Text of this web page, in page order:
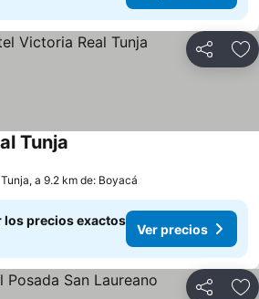
Compartir
Tunja
Tunja, a 9.2 km de: Boyacá
los precios exactos
Ver precios
Compartir